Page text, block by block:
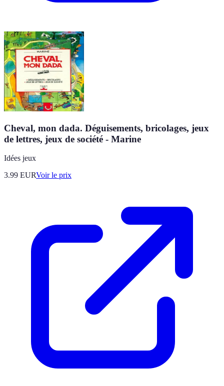
Cheval, mon dada. Déguisements, bricolages, jeux
de lettres, jeux de société - Marine
Idées jeux
3.99 EURVoir le prix